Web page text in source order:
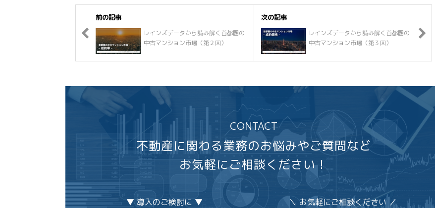
前の記事
レインズデータから読み解く首都圏の
中古マンション市場（第２回）
次の記事
レインズデータから読み解く首都圏の
中古マンション市場（第３回）
CONTACT
不動産に関わる業務のお悩みやご質問など
お気軽にご相談ください！
▼ 導入のご検討に ▼ ＼ お気軽にご相談ください ／